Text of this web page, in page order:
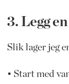
3. Legg
Slik lager jeg
• Start med